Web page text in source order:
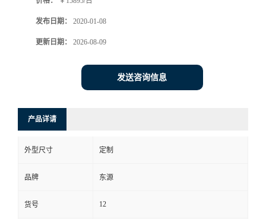
发布日期： 2020-01-08
更新日期： 2026-08-09
发送咨询信息
产品详请
外型尺寸 定制
品牌 东源
货号 12